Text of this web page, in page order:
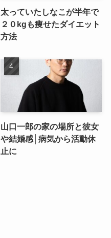
太っていたしなこが半年で
２０kgも痩せたダイエット
方法
山口一郎の家の場所と彼女
や結婚感│病気から活動休
止に